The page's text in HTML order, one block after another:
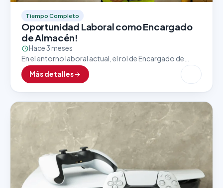
Tiempo Completo
Oportunidad Laboral como Encargado
de Almacén!
Hace 3 meses
En el entorno laboral actual, el rol de Encargado de
Almacén es clave para asegurar un flujo eficiente y
constante de mercancías, insumos y…
Más detalles